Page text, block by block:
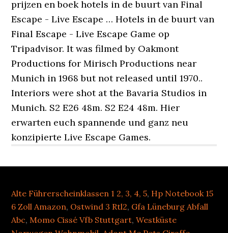
Alte Führerscheinklassen 1 2, 3, 4, 5, Hp Notebook 15
6 Zoll Amazon, Ostwind 3 Rtl2, Gfa Lüneburg Abfall
Abc,Momo Cissé Vfb Stuttgart,Westküste